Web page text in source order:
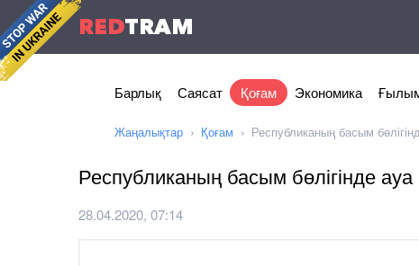
REDTRAM
Барлық Саясат Қоғам Экономика
Жаңалықтар Қоғам Республиканың басым
Республиканың басым бөлігінде
28.04.2020, 07:14